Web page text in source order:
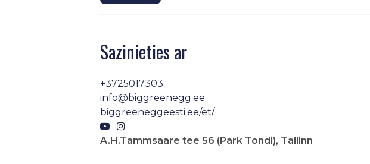
Sazinieties ar
+3725017303
info@biggreenegg.ee
biggreeneggeesti.ee/et/
A.H.Tammsaare tee 56 (Park Tondi), Tallinn